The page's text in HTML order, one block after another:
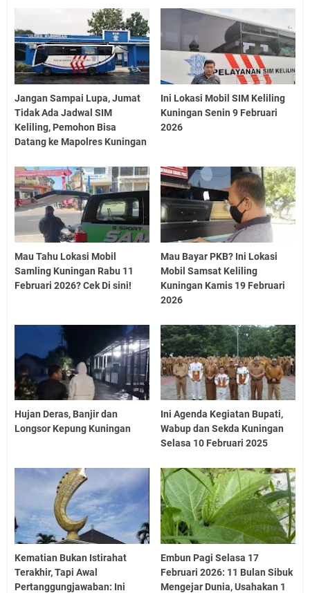
Jangan Sampai Lupa, Jumat
Tidak Ada Jadwal SIM
Keliling, Pemohon Bisa
Datang ke Mapolres Kuningan
Ini Lokasi Mobil SIM Keliling
Kuningan Senin 9 Februari
2026
Mau Tahu Lokasi Mobil
Samling Kuningan Rabu 11
Februari 2026? Cek Di sini!
Mau Bayar PKB? Ini Lokasi
Mobil Samsat Keliling
Kuningan Kamis 19 Februari
2026
Hujan Deras, Banjir dan
Longsor Kepung Kuningan
Ini Agenda Kegiatan Bupati,
Wabup dan Sekda Kuningan
Selasa 10 Februari 2025
Kematian Bukan Istirahat
Terakhir, Tapi Awal
Pertanggungjawaban: Ini
Embun Pagi Selasa 17
Februari 2026: 11 Bulan Sibuk
Mengejar Dunia, Usahakan 1